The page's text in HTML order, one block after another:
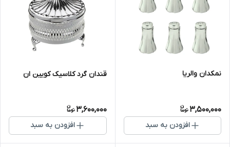
نمکدان والریا
3,500,000
افزودن به سبد
قندان گرد کلاسیک کویین ان
3,600,000
افزودن به سبد